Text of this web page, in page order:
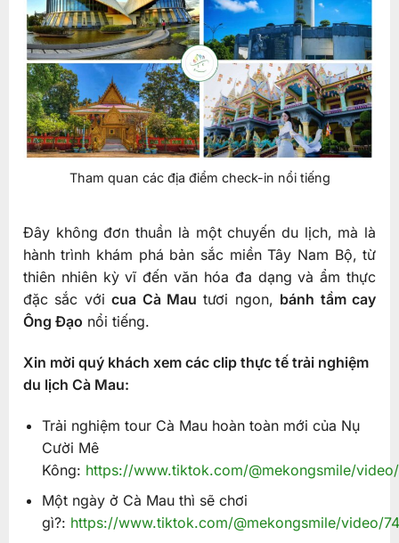
Tham quan các địa điểm check-in nổi tiếng
Đây không đơn thuần là một chuyến du lịch, mà là
hành trình khám phá bản sắc miền Tây Nam Bộ, từ
thiên nhiên kỳ vĩ đến văn hóa đa dạng và ẩm thực
đặc sắc vớicua Cà Mau tươi ngon, bánh tầm cay
Ông Đạo nổi tiếng.
Xin mời quý khách xem các clip thực tế trải nghiệm
du lịch Cà Mau:
Trải nghiệm tour Cà Mau hoàn toàn mới của Nụ
Cười Mê
Kông: https://www.tiktok.com/@mekongsmile/
Một ngày ở Cà Mau thì sẽ chơi
gì?: https://www.tiktok.com/@mekongsmile/video/